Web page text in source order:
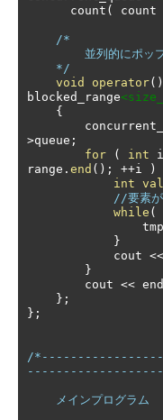
      count
( count
/*
    */
void
operator()
blocked_range
{
>queue ;
for
( int
range . end (); ++i )
int
//要素が
while (
                tmp
}
            cout
<<
}
        cout
<<
};
};
/